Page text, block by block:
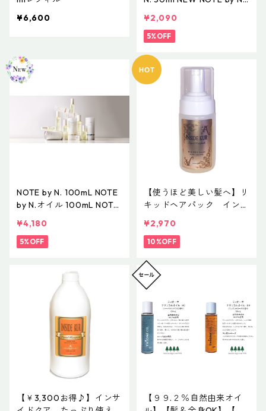
¥6,600
STYLING OIL ノート バイ
エヌドット スタイリング
¥2,090
5%OFF
NOTE by N. 100mL NOTE
by N.オイル 100mL NOTE
バイ エヌドット スタイリ
ングオイル
¥4,180
5%OFF
【使うほど美しい髪へ】リ
キッドヘアパック インサ
¥2,970
10%OFF
【￥3,300お得♪】インサ
【９９.２％自然由来オイ